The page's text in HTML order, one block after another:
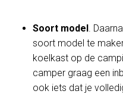
Soort model.
soort model te
koelkast op de
camper graag een
ook iets dat je